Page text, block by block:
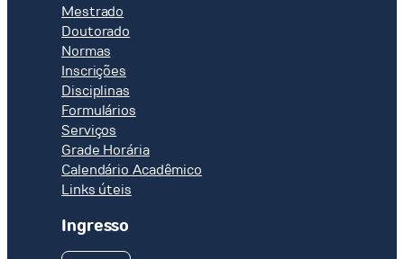
Mestrado
Doutorado
Normas
Inscrições
Disciplinas
Formulários
Serviços
Grade Horária
Calendário Acadêmico
Links úteis
Ingresso